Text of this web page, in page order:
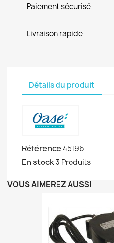
Paiement sécurisé
Livraison rapide
Détails du produit
Référence45196
En stock3 Produits
VOUS AIMEREZ AUSSI